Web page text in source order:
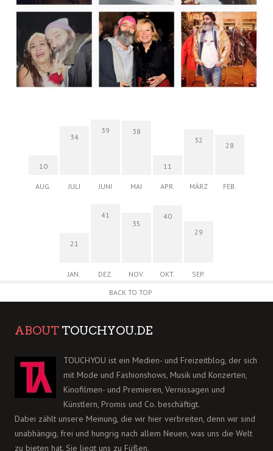
10
AUG.
34
JULI
39
JUNI
38
MAI
11
APR.
32
MÄRZ
28
FEB.
21
JAN.
41
DEZ.
35
NOV.
40
OKT.
29
SEP.
BACK TO TOP
ABOUT TOUCHYOU.DE
TOUCHYOU ist ein Medien- und Freizeitblog, der sich
mit Mode und Fashionshows, Musik und Konzerten,
Kinofilmen- und Premieren, Vernissagen und
Künstlern, Promis und Co. beschäftigt.
Dabei zählt unsere Meinung, die wir hier verbreiten, denn wir sind
unabhängig, frei und hungrig nach allem Neuen, was uns die Welt
zu bieten hat. Sie liegt uns zu Füßen.